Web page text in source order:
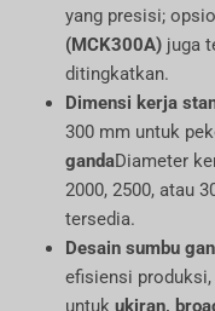
yang presisi;
(MCK300A)juga
ditingkatkan.
Dimensi kerja
300 mm untuk
gandaDiameter
2000, 2500, atau
tersedia.
Desain sumbu
efisiensi produksi,
untuk ukiran,